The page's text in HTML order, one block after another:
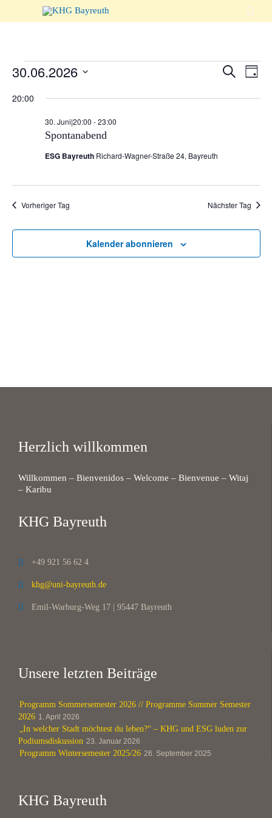

Veranstaltungen
Juni
2026
Suche
Tag
30.06.2026
wählen.
20:00
Spontanabend
30. Juni|20:00 -23:00
ESG Bayreuth Richard-Wagner-Straße 24, Bayreuth
Vorheriger Tag Nächster Tag
Kalender abonnieren
Herzlich willkommen
Willkommen – Bienvenidos – Welcome – Bienvenue – Witaj
– Karibu
KHG Bayreuth
 +49 921 56 62 4
 khg@uni-bayreuth.de
 Emil-Warburg-Weg 17 | 95447 Bayreuth
Unsere letzten Beiträge
Programm Sommersemester 2026 // Programme Summer Semester
2026 1. April 2026
„In welcher Stadt möchtest du leben?“ – KHG und ESG luden zur
Podiumsdiskussion 23. Januar 2026
Programm Wintersemester 2025/26 26. September 2025
KHG Bayreuth